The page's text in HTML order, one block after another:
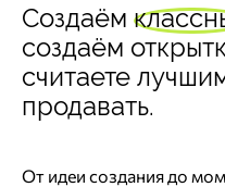
Создаём
создаём
считаете
продавать.
От идеи создания до